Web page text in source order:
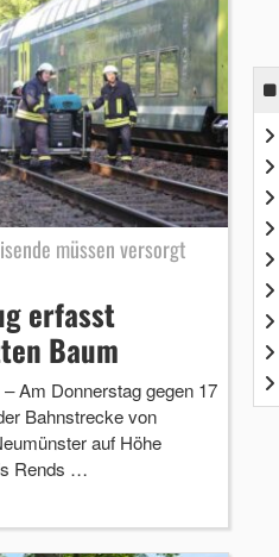
müssen versorgt
erfasst
Baum
Am Donnerstag gegen 17
Bahnstrecke von
auf Höhe
Rends …